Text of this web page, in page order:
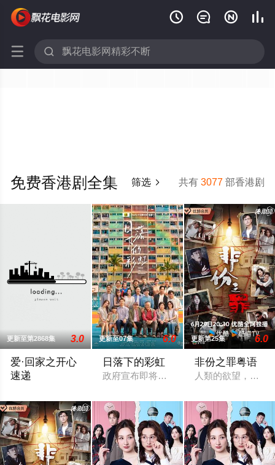
   
 
共有3077 部香港剧
免费香港剧全集 筛选 
更新至第2868集 3.0
爱·回家之开心
速递
更新至07集 6.0
日落下的彩虹
政府宣布即将重建彩虹邨──这条超过60
更新第25集 6.0
非份之罪粤语
人類的欲望，可驅